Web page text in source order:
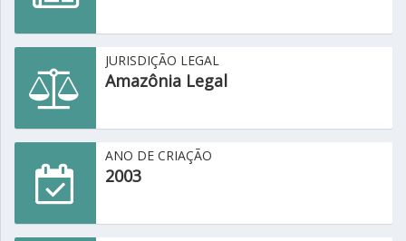
JURISDIÇÃO LEGAL
Amazônia Legal
ANO DE CRIAÇÃO
2003